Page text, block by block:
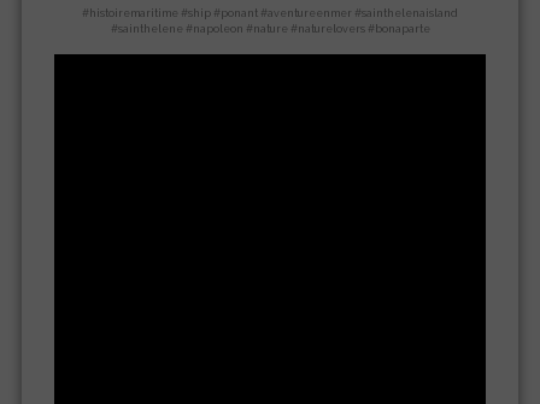
#histoiremaritime #ship #ponant #aventureenmer #sainthelenaisland
#sainthelene #napoleon #nature #naturelovers #bonaparte